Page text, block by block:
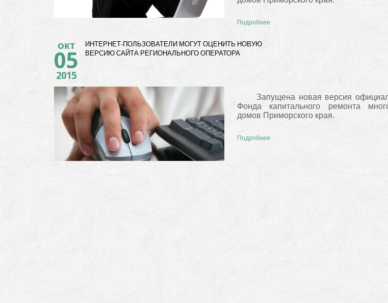
Подробнее
окт
05
2015
ИНТЕРНЕТ-ПОЛЬЗОВАТЕЛИ МОГУТ ОЦЕНИТЬ НОВУЮ
ВЕРСИЮ САЙТА РЕГИОНАЛЬНОГО ОПЕРАТОРА
Запущена новая версия
Фонда капитального ремонта
домов Приморского края.
Подробнее